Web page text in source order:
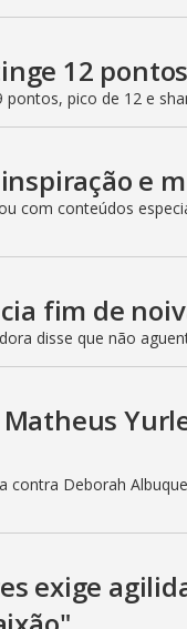
12
pico de 12 e
e
com conteúdos
fim de
disse que não
contra Deborah
exige